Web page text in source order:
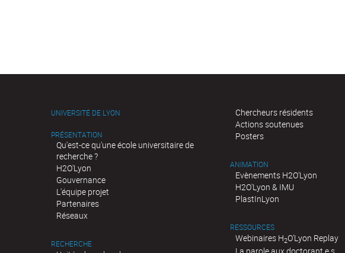
UNIVERSITÉ DE LYON
PRÉSENTATION
Qu'est-ce qu'une école universitaire de
recherche ?
H2O'Lyon
Gouvernance
L'équipe projet
Partenaires
Réseaux
RECHERCHE
Chercheurs résidents
Actions soutenues
Posters
ANIMATION
Evènements H2O'Lyon
H2O'Lyon & IMU
PlastInLyon
RESSOURCES
Webinaires H2O'Lyon Replay